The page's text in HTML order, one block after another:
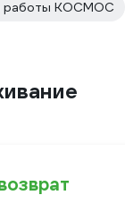
работы КОСМОС